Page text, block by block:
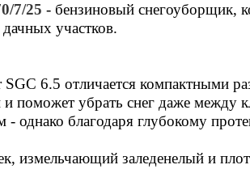
7/25 - бензиновый снегоуборщик,
участков.
6.5 отличается компактными
и поможет убрать снег даже между
однако благодаря глубокому
измельчающий заледенелый и